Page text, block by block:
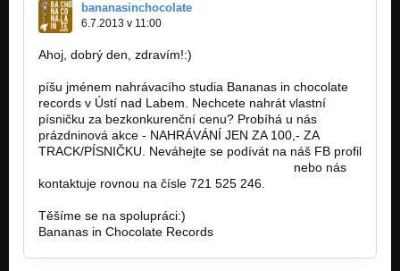
bananasinchocolate
6.7.2013 v 11:00
Ahoj, dobrý den, zdravím!:)
píšu jménem nahrávacího studia Bananas in chocolate
records v Ústí nad Labem. Nechcete nahrát vlastní
písničku za bezkonkurenční cenu? Probíhá u nás
prázdninová akce - NAHRÁVÁNÍ JEN ZA 100,- ZA
TRACK/PÍSNIČKU. Neváhejte se podívát na náš FB profil
nebo nás
kontaktuje rovnou na čísle 721 525 246.
Těšíme se na spolupráci:)
Bananas in Chocolate Records